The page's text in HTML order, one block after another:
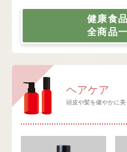
健康食
全商品
ヘアケア
頭皮や髪を健やかに美